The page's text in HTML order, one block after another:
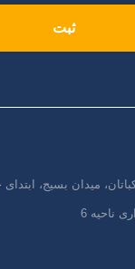
میدان بسیج،
ناحیه 6